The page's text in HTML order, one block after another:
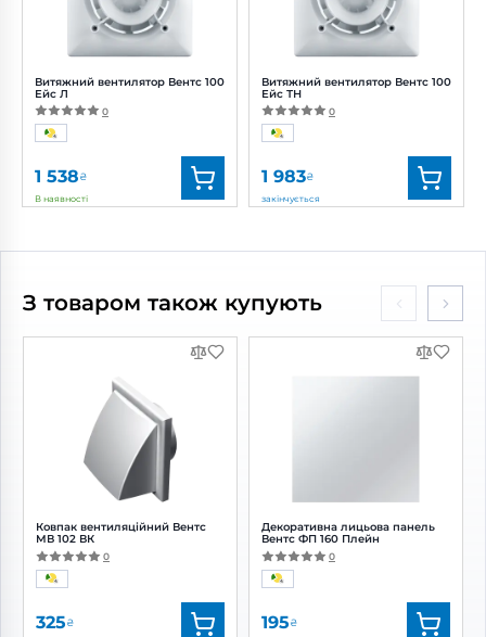
Рівень
шуму:
Витяжний вентилятор Вентс 100
Ейс Л
0
1 538₴
В наявності
Артикул: 0688257472
Потужність:
8 Вт
29 дБ(А)
Рівень
шуму:
Витяжний вентилятор Вентс 100
Ейс ТН
0
1 983₴
закінчується
Артикул: 0688226025
100 мм
Потужність:
29 дБ(А)
З товаром також купують
Ковпак вентиляційний Вентс
МВ 102 ВК
0
325₴
Декоративна лицьова панель
Вентс ФП 160 Плейн
0
195₴